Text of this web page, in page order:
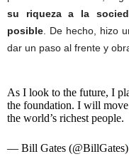
su riqueza a la
posible . De hecho, hizo
dar un paso al frente y
As I look to the future, I
the foundation. I will
the world’s richest people.
— Bill Gates (@BillGates)